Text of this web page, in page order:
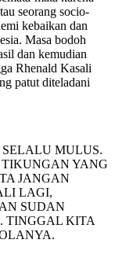
seorang socio-
kebaikan dan
Masa bodoh
dan kemudian
Rhenald Kasali
patut diteladani
MULUS.
YANG
JANGAN
LAGI,
SUDAN
TINGGAL KITA